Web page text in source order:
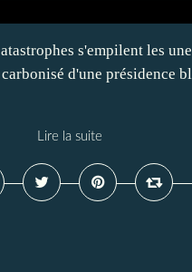
s'empilent les
d'une présidence
Lire la suite